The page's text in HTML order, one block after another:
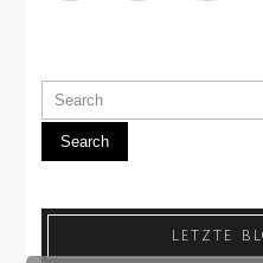
Search
LETZTE